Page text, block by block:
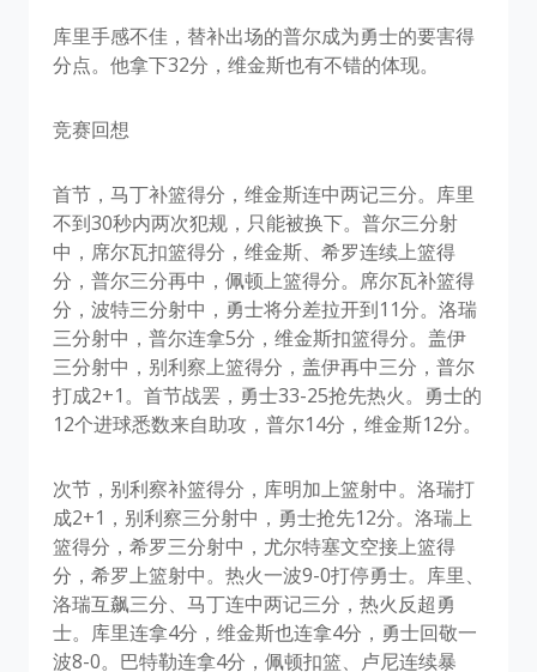
库里手感不佳，替补出场的普尔成为勇士的要害得
分点。他拿下32分，维金斯也有不错的体现。
竞赛回想
首节，马丁补篮得分，维金斯连中两记三分。库里
不到30秒内两次犯规，只能被换下。普尔三分射
中，席尔瓦扣篮得分，维金斯、希罗连续上篮得
分，普尔三分再中，佩顿上篮得分。席尔瓦补篮得
分，波特三分射中，勇士将分差拉开到11分。洛瑞
三分射中，普尔连拿5分，维金斯扣篮得分。盖伊
三分射中，别利察上篮得分，盖伊再中三分，普尔
打成2+1。首节战罢，勇士33-25抢先热火。勇士的
12个进球悉数来自助攻，普尔14分，维金斯12分。
次节，别利察补篮得分，库明加上篮射中。洛瑞打
成2+1，别利察三分射中，勇士抢先12分。洛瑞上
篮得分，希罗三分射中，尤尔特塞文空接上篮得
分，希罗上篮射中。热火一波9-0打停勇士。库里、
洛瑞互飙三分、马丁连中两记三分，热火反超勇
士。库里连拿4分，维金斯也连拿4分，勇士回敬一
波8-0。巴特勒连拿4分，佩顿扣篮、卢尼连续暴